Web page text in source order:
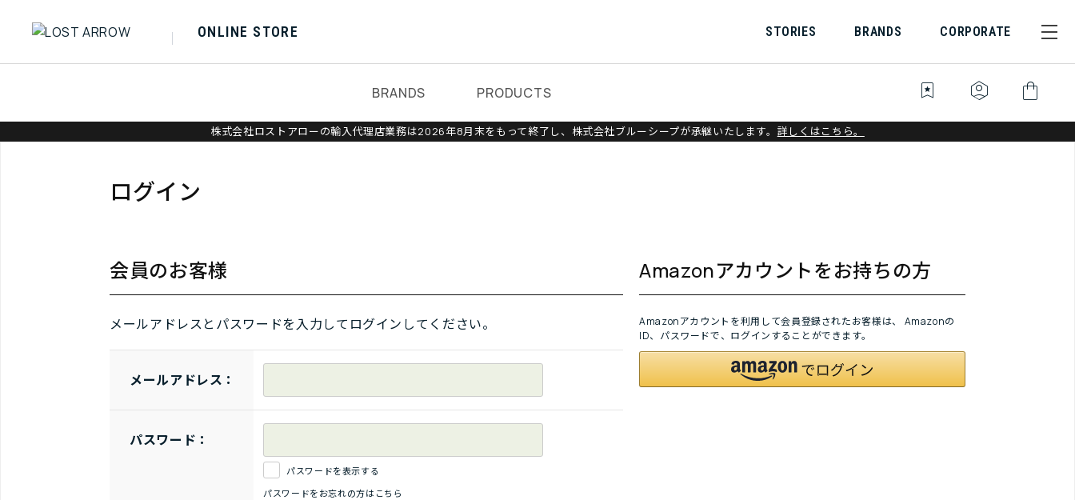
ONLINE STORE STORIES BRANDS CORPORATE
BRANDS PRODUCTS bookmark_star identity_platform shopping_bag
株式会社ロストアローの輸入代理店業務は2026年8月末をもって終了し、株式会社ブルーシープが承継いたします。 詳しくはこちら。
ログイン
会員のお客様
メールアドレスとパスワードを入力してログインしてください。
メールアドレス：
パスワード：
パスワードを表示する
パスワードをお忘れの方はこちら
Amazonアカウントをお持ちの方
Amazonアカウントを利用して会員登録されたお客様は、
Amazonの
ID、パスワードで、ログインすることができます。